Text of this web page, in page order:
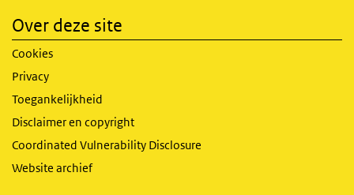
Over deze site
Cookies
Privacy
Toegankelijkheid
Disclaimer en copyright
Coordinated Vulnerability Disclosure
Website archief